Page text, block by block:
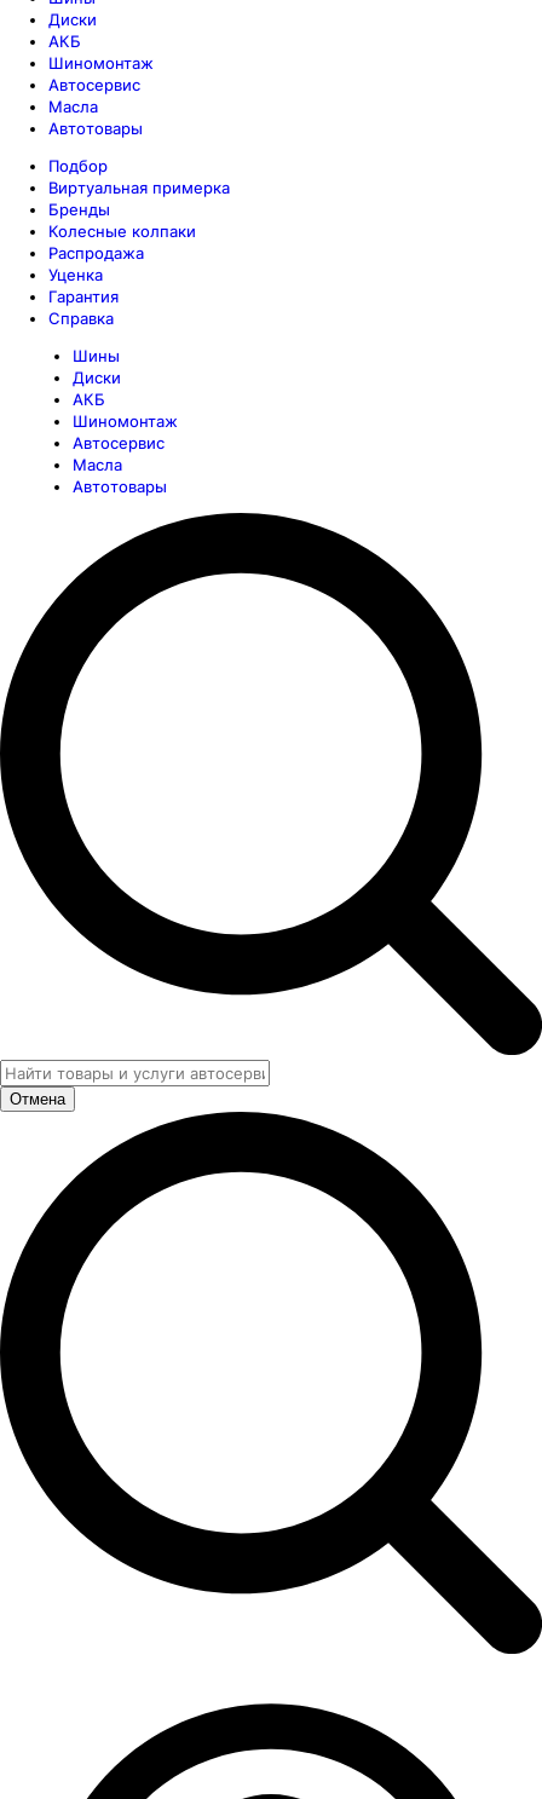
Диски
АКБ
Шиномонтаж
Автосервис
Масла
Автотовары
Подбор
Виртуальная примерка
Бренды
Колесные колпаки
Распродажа
Уценка
Гарантия
Справка
Шины
Диски
АКБ
Шиномонтаж
Автосервис
Масла
Автотовары
Отмена